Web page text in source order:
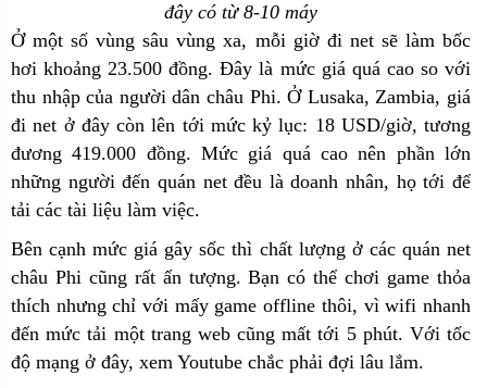
đây có từ 8-10 máy
Ở một số vùng sâu vùng xa, mỗi giờ đi net sẽ làm bốc
hơi khoảng 23.500 đồng. Đây là mức giá quá cao so với
thu nhập của người dân châu Phi. Ở Lusaka, Zambia, giá
đi net ở đây còn lên tới mức kỷ lục: 18 USD/giờ, tương
đương 419.000 đồng. Mức giá quá cao nên phần lớn
những người đến quán net đều là doanh nhân, họ tới để
tải các tài liệu làm việc.
Bên cạnh mức giá gây sốc thì chất lượng ở các quán net
châu Phi cũng rất ấn tượng. Bạn có thể chơi game thỏa
thích nhưng chỉ với mấy game offline thôi, vì wifi nhanh
đến mức tải một trang web cũng mất tới 5 phút. Với tốc
độ mạng ở đây, xem Youtube chắc phải đợi lâu lắm.